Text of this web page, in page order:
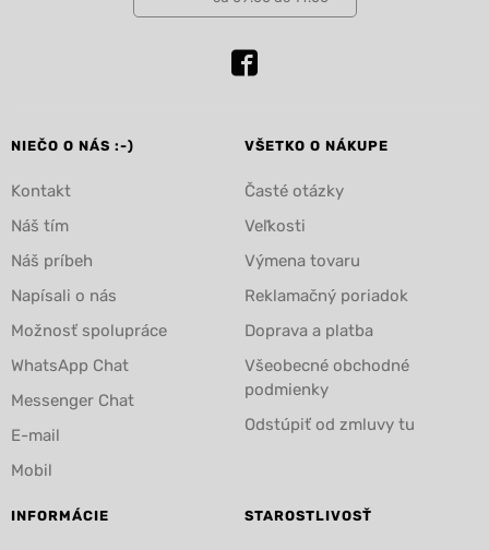
NIEČO O NÁS :-)
Kontakt
Náš tím
Náš príbeh
Napísali o nás
Možnosť spolupráce
WhatsApp Chat
Messenger Chat
E-mail
Mobil
VŠETKO O NÁKUPE
Časté otázky
Veľkosti
Výmena tovaru
Reklamačný poriadok
Doprava a platba
Všeobecné obchodné
podmienky
Odstúpiť od zmluvy tu
INFORMÁCIE STAROSTLIVOSŤ